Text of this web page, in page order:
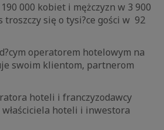
000 kobiet i mężczyzn w 3 900
troszczy się o tysi?ce gości w 92
operatorem hotelowym na
swoim klientom, partnerom
hoteli i franczyzodawcy
hoteli i inwestora